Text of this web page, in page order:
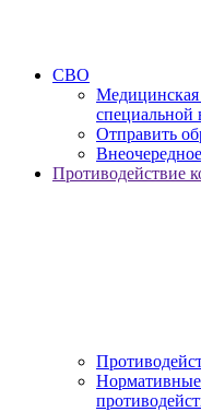
СВО
Медицинская
специальной
Отправить
Противодействие